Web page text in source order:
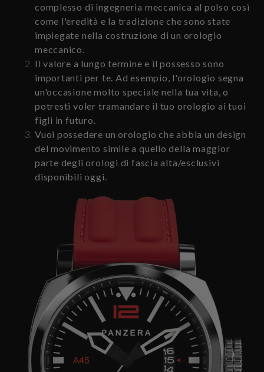
complesso di ingegneria meccanica al polso così
come l'eredità e la tradizione che sono state
impiegate nella costruzione di un orologio
meccanico.
Il valore a lungo termine e il possesso sono
importanti per te. Ad esempio, l'orologio segna
un'occasione molto speciale nella tua vita, o
potresti voler tramandare il tuo orologio ai tuoi
figli in futuro.
Vuoi possedere un orologio che abbia un design
del movimento simile a quello della maggior
parte degli orologi di fascia alta/esclusivi
disponibili oggi.